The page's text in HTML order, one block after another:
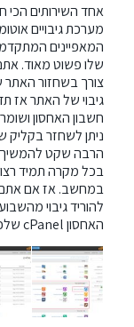
אחד השירותים הכי
מערכת גיבויים
המאפיינים
שלו פשוט מאוד.
צורך בשחזור
גיבוי של האתר אז
ניתן לשחזר בקליק
הרבה שקט
בכל מקרה תמיד
במחשב. אז אם אתם
להוריד גיבוי
האחסון cPanel